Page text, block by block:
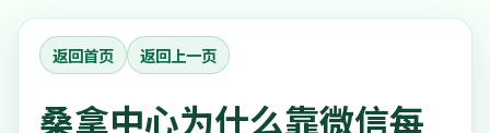
返回首页 返回上一页
桑拿中心为什么靠微信每